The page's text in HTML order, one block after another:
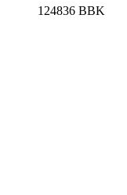
124836 BBK